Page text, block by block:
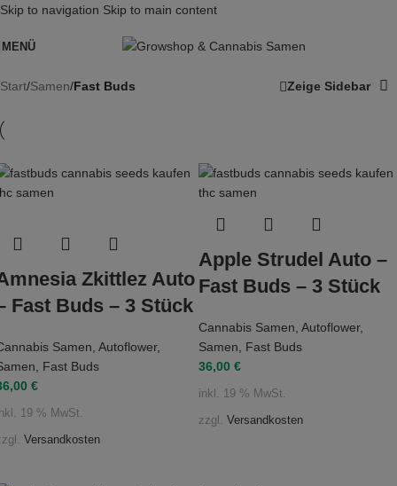
Skip to navigation Skip to main content
MENÜ
Start/Samen/Fast Buds Zeige Sidebar
Zkittlez Auto
Fast Buds – 3 Stück
Samen Autoflower,
Fast Buds
€
19 % MwSt.
Versandkosten
Apple Strudel Auto –
Fast Buds – 3 Stück
Cannabis Samen Autoflower,
Samen
Fast Buds
36,00 €
inkl. 19 % MwSt.
zzgl. Versandkosten